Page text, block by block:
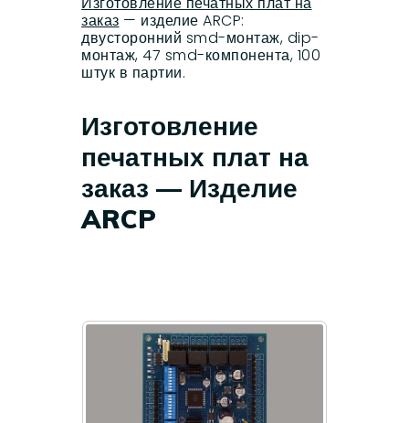
заказ — изделие ARCP:
двусторонний smd-монтаж, dip-
монтаж, 47 smd-компонента, 100
штук в партии.
Изготовление
печатных плат на
заказ — Изделие
ARCP